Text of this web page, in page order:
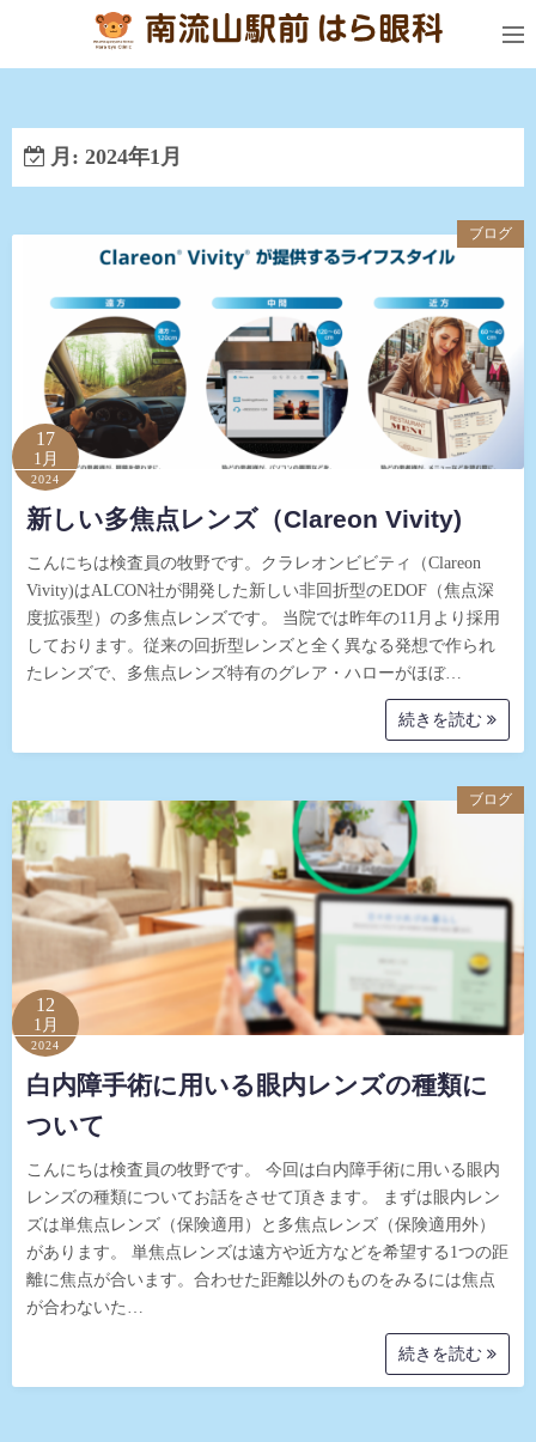
キ
月: 2024年1月
ブログ
17
1月
2024
新しい多焦点レンズ（Clareon Vivity)
こんにちは検査員の牧野です。クラレオンビビティ（Clareon
Vivity)はALCON社が開発した新しい非回折型のEDOF（焦点深
度拡張型）の多焦点レンズです。 当院では昨年の11月より採用
しております。従来の回折型レンズと全く異なる発想で作られ
たレンズで、多焦点レンズ特有のグレア・ハローがほぼ…
続きを読む
ブログ
12
1月
2024
白内障手術に用いる眼内レンズの種類に
ついて
こんにちは検査員の牧野です。 今回は白内障手術に用いる眼内
レンズの種類についてお話をさせて頂きます。 まずは眼内レン
ズは単焦点レンズ（保険適用）と多焦点レンズ（保険適用外）
があります。 単焦点レンズは遠方や近方などを希望する1つの距
離に焦点が合います。合わせた距離以外のものをみるには焦点
が合わないた…
続きを読む